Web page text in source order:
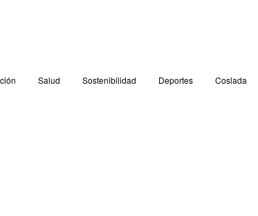
Salud Sostenibilidad Deportes Coslada